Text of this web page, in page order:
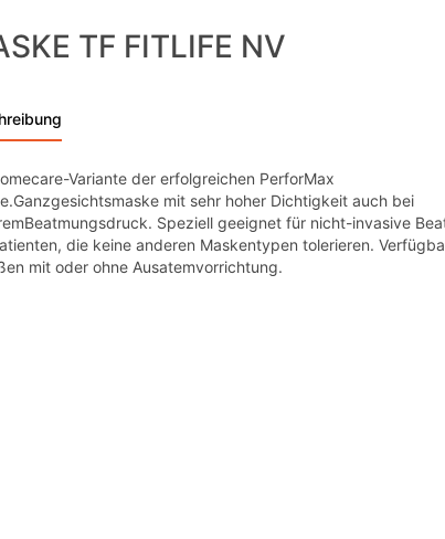
TF FITLIFE NV
Variante der erfolgreichen PerforMax
mit sehr hoher Dichtigkeit auch bei
Speziell geeignet für nicht-invasive
die keine anderen Maskentypen tolerieren.
mit oder ohne Ausatemvorrichtung.